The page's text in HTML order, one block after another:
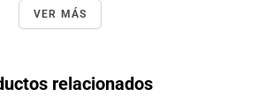
VER MÁS
relacionados